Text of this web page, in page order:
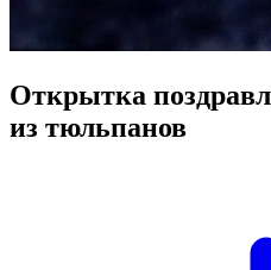
Открытка
из тюльпанов